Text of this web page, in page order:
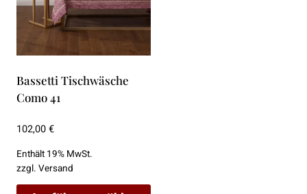
Bassetti Tischwäsche
Como 41
102,00€
Enthält 19% MwSt.
zzgl. Versand